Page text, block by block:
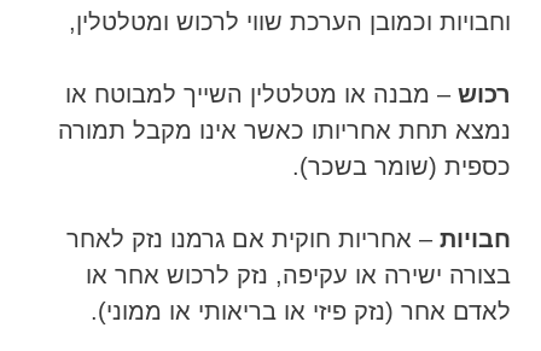
וחבויות וכמובן הערכת שווי לרכוש ומטלטלין,
רכוש – מבנה או מטלטלין השייך למבוטח או
נמצא תחת אחריותו כאשר אינו מקבל תמורה
כספית (שומר בשכר).
חבויות – אחריות חוקית אם גרמנו נזק לאחר
בצורה ישירה או עקיפה, נזק לרכוש אחר או
לאדם אחר (נזק פיזי או בריאותי או ממוני).